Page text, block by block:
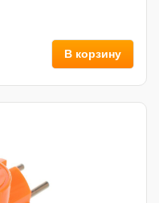
В корзину